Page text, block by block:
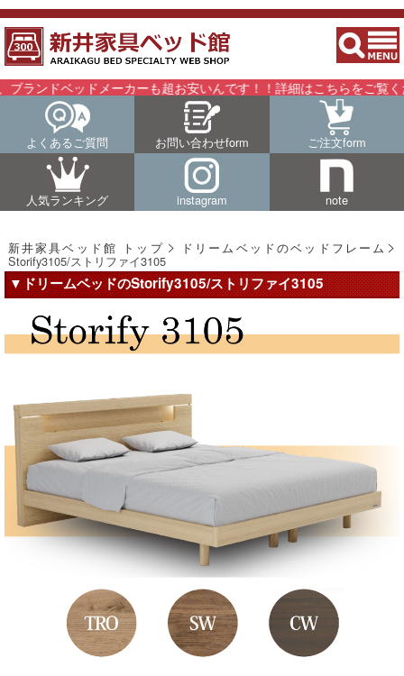
ドベッドメーカーも超お安いんです！！詳細はこちらをご覧くださ
よくあるご質問 お問い合わせform ご注文form
人気ランキング instagram note
新井家具ベッド館 トップ ドリームベッドのベッドフレーム
Storify3105/ストリファイ3105
▼ドリームベッドのStorify3105/ストリファイ3105